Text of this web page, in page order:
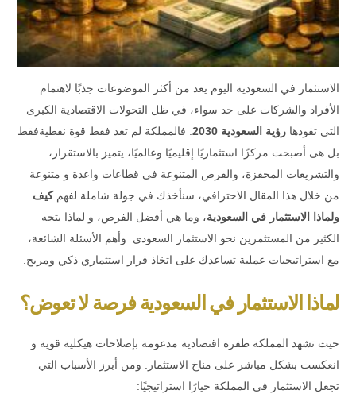
الاستثمار في السعودية اليوم يعد من أكثر الموضوعات جذبًا لاهتمام
الأفراد والشركات على حد سواء، في ظل التحولات الاقتصادية الكبرى
التي تقودها رؤية السعودية 2030 . فالمملكة لم تعد فقط قوة نفطيةفقط
بل هى أصبحت مركزًا استثماريًا إقليميًا وعالميًا، يتميز بالاستقرار،
والتشريعات المحفزة، والفرص المتنوعة في قطاعات واعدة و متنوعة
من خلال هذا المقال الاحترافي، سنأخذك في جولة شاملة لفهمكيف
ولماذا
الاستثمار في السعودية، وما هي أفضل الفرص، و لماذا يتجه
الكثير من المستثمرين نحو الاستثمار السعودى وأهم الأسئلة الشائعة،
مع استراتيجيات عملية تساعدك على اتخاذ قرار استثماري ذكي ومربح.
لماذا الاستثمار في السعودية فرصة لا تعوض؟
حيث تشهد المملكة طفرة اقتصادية مدعومة بإصلاحات هيكلية قوية و
انعكست بشكل مباشر على مناخ الاستثمار. ومن أبرز الأسباب التي
تجعل الاستثمار في المملكة خيارًا استراتيجيًا: